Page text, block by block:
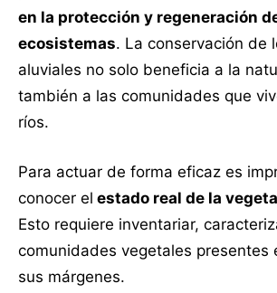
en la protección y regeneración
ecosistemas. La conservación de
aluviales no solo beneficia a la
también a las comunidades que
ríos.
Para actuar de forma eficaz es
conocer el estado real de la
Esto requiere inventariar,
comunidades vegetales presentes
sus márgenes.